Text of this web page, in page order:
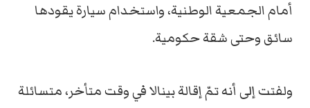
أمام الجمعية الوطنية، واستخدام سيارة يقودها
سائق وحتى شقة حكومية.
ولفتت إلى أنه تمّ إقالة بينالا في وقت متأخر، متسائلة